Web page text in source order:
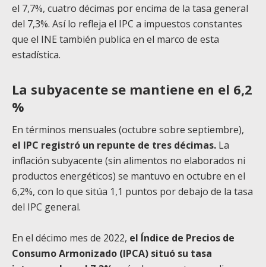
el 7,7%, cuatro décimas por encima de la tasa general
del 7,3%. Así lo refleja el IPC a impuestos constantes
que el INE también publica en el marco de esta
estadística.
La subyacente se mantiene en el 6,2
%
En términos mensuales (octubre sobre septiembre),
el IPC registró un repunte de tres décimas. La
inflación subyacente (sin alimentos no elaborados ni
productos energéticos) se mantuvo en octubre en el
6,2%, con lo que sitúa 1,1 puntos por debajo de la tasa
del IPC general.
En el décimo mes de 2022, el Índice de Precios de
Consumo Armonizado (IPCA) situó su tasa